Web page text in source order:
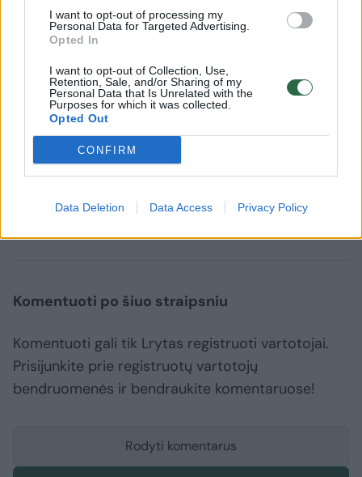
I want to opt-out of processing my
Personal Data for Targeted Advertising.
Opted In
I want to opt-out of Collection, Use,
Retention, Sale, and/or Sharing of my
Personal Data that Is Unrelated with the
Purposes for which it was collected.
Opted Out
CONFIRM
Data Deletion Data Access Privacy Policy
JAV valstybės departamentas, anot
„Financial Times“, pareiškė, kad
bendradarbiavimas su Karalyste gynybos
srityje yra „stiprus mūsų strategijos regione
pagrindas“, tačiau nesutiko komentuoti
galimo susitarimo detalių.
Komentuoti po šiuo straipsniu
Komentuoti gali tik Lrytas registruoti vartotojai.
Prisijunkite prie registruotų vartotojų
bendruomenės ir bendraukite komentaruose!
Rodyti komentarus